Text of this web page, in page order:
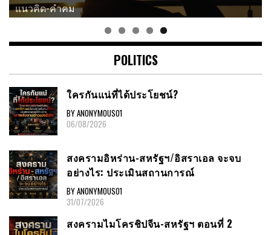
แนวคิด-คำคม
POLITICS
ใครกันแน่ที่ได้ประโยชน์?
BY ANONYMOUS01
06/08/2026
สงครามอิหร่าน-สหรัฐฯ/อิสราเอล จะจบ
อย่างไร: ประเมินสถานการณ์
BY ANONYMOUS01
31/07/2026
สงครามไมโครชิปจีน-สหรัฐฯ ตอนที่ 2